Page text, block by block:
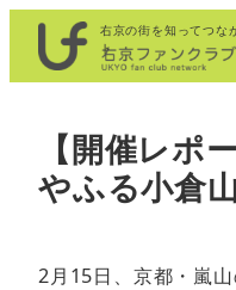
を
右京の街を知ってつな
ト
【開催レポ
やふる小倉
2月15日、京都・嵐